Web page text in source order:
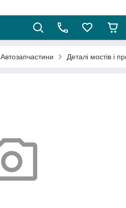
Автозапчастини Деталі мостів і